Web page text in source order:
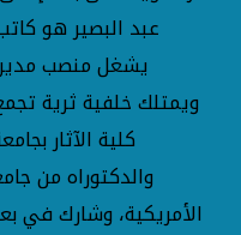
عبد البصير هو
يشغل منصب مدير
ويمتلك خلفية ثرية
كلية الآثار
والدكتوراه من
الأمريكية، وشارك في